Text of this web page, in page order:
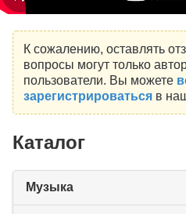
К сожалению, оставлять
вопросы могут только
пользователи. Вы можете
зарегистрироватьсяв
Каталог
Музыка